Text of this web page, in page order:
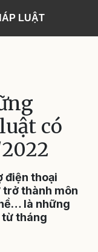
LUẬT
có
điện thoại
trở thành môn
là những
từ tháng